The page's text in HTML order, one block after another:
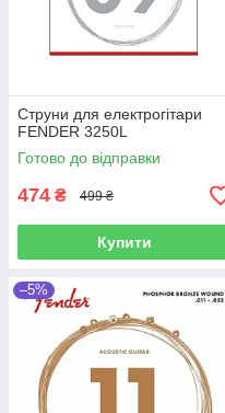
Струни для електрогітари
FENDER 3250L
Готово до відправки
474 ₴ 499 ₴
Купити
–5%